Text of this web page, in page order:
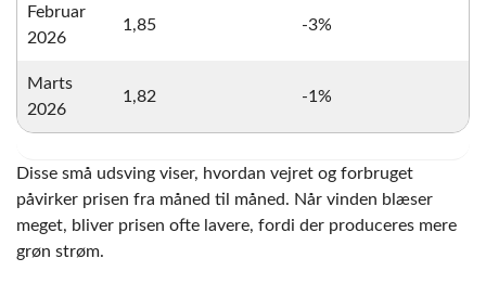
Februar
2026
1,85 -3%
Marts
2026
1,82 -1%
Disse små udsving viser, hvordan vejret og forbruget
påvirker prisen fra måned til måned. Når vinden blæser
meget, bliver prisen ofte lavere, fordi der produceres mere
grøn strøm.